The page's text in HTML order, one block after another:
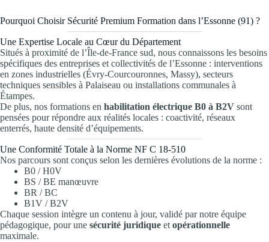
Pourquoi Choisir Sécurité Premium Formation dans l’Essonne (91) ?
Une Expertise Locale au Cœur du Département
Situés à proximité de l’Île-de-France sud, nous connaissons les besoins
spécifiques des entreprises et collectivités de l’Essonne : interventions
en zones industrielles (Évry-Courcouronnes, Massy), secteurs
techniques sensibles à Palaiseau ou installations communales à
Étampes.
De plus, nos formations en habilitation électrique B0 à B2V sont
pensées pour répondre aux réalités locales : coactivité, réseaux
enterrés, haute densité d’équipements.
Une Conformité Totale à la Norme NF C 18-510
Nos parcours sont conçus selon les dernières évolutions de la norme :
B0 / H0V
BS / BE manœuvre
BR / BC
B1V / B2V
Chaque session intègre un contenu à jour, validé par notre équipe
pédagogique, pour une sécurité juridique et opérationnelle
maximale.